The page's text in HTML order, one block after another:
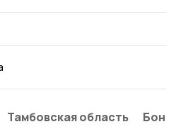
Тамбовская область